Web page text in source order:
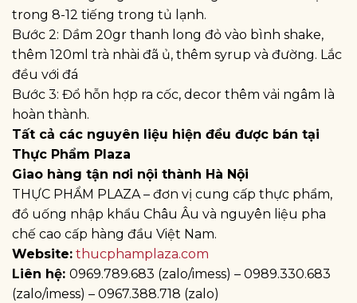
trong 8-12 tiếng trong tủ lạnh.
Bước 2: Dầm 20gr thanh long đỏ vào bình shake,
thêm 120ml trà nhài đã ủ, thêm syrup và đường. Lắc
đều với đá
Bước 3: Đổ hỗn hợp ra cốc, decor thêm vải ngâm là
hoàn thành.
Tất cả các nguyên liệu hiện đều được bán tại
Thực Phẩm Plaza
Giao hàng tận nơi nội thành Hà Nội
THỰC PHẨM PLAZA – đơn vị cung cấp thực phẩm,
đồ uống nhập khẩu Châu Âu và nguyên liệu pha
chế cao cấp hàng đầu Việt Nam.
Website: thucphamplaza.com
Liên hệ: 0969.789.683 (zalo/imess) – 0989.330.683
(zalo/imess) – 0967.388.718 (zalo)